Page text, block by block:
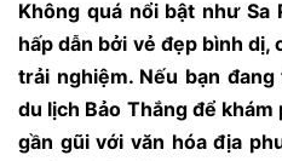
Không quá nổi bật như Sa
hấp dẫn bởi vẻ đẹp bình dị,
trải nghiệm. Nếu bạn
du lịch Bảo Thắng để
gần gũi với văn hóa địa